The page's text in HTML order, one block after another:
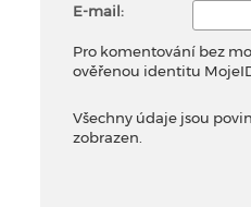
E-mail:
Pro komentování bez
ověřenou identitu
Všechny údaje jsou
zobrazen.